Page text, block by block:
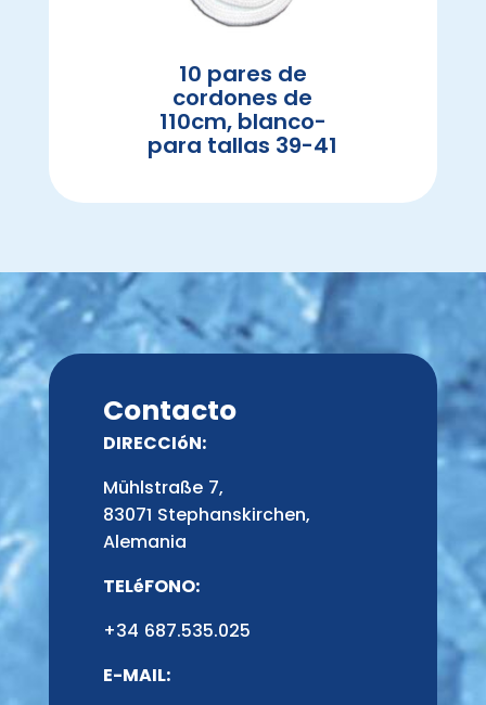
10 pares de
cordones de
110cm, blanco-
para tallas 39-41
Contacto
DIRECCIóN:
Mühlstraße 7,
83071 Stephanskirchen,
Alemania
TELéFONO:
+34 687.535.025
E-MAIL: